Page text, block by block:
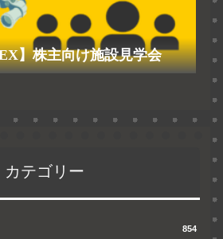
】株主向け施設見学会
カテゴリー
854